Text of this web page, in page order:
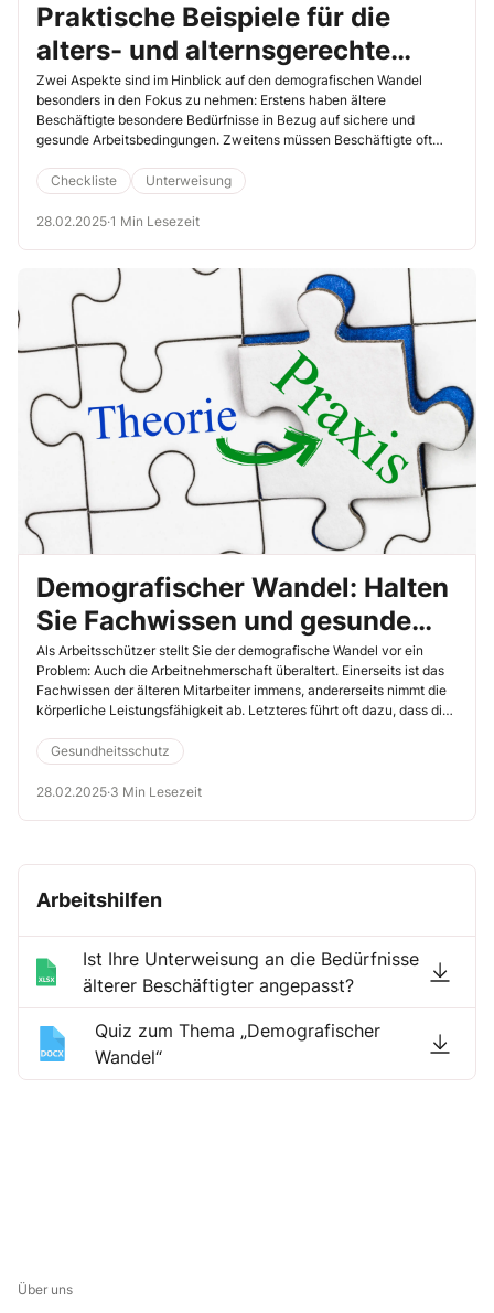
Praktische Beispiele für die
alters- und alternsgerechte
Gestaltung von Arbeitsplätzen
Zwei Aspekte sind im Hinblick auf den demografischen Wandel
besonders in den Fokus zu nehmen: Erstens haben ältere
Beschäftigte besondere Bedürfnisse in Bezug auf sichere und
gesunde Arbeitsbedingungen. Zweitens müssen Beschäftigte oft
Arbeitsleben ausscheiden. Die Ursache: Jahrelange Fehlbelastung
durch hohe Risiken und Belastungen am Arbeitsplatz. Geben Sie
Führungskräften in der Unterweisung Beispiele für geeignete
Checkliste Unterweisung
28.02.2025·1 Min Lesezeit
Demografischer Wandel: Halten
Sie Fachwissen und gesunde
Mitarbeiter im Betrieb
Als Arbeitsschützer stellt Sie der demografische Wandel vor ein
Problem: Auch die Arbeitnehmerschaft überaltert. Einerseits ist das
Fachwissen der älteren Mitarbeiter immens, andererseits nimmt die
körperliche Leistungsfähigkeit ab. Letzteres führt oft dazu, dass die
einfach nicht mehr so viel, wie sie sollen. Dem können Sie aber
durch einige Kniffe gegensteuern.
Gesundheitsschutz
28.02.2025·3 Min Lesezeit
Arbeitshilfen
Ist Ihre Unterweisung an die Bedürfnisse
älterer Beschäftigter angepasst?
Quiz zum Thema „Demografischer
Wandel“
Über uns